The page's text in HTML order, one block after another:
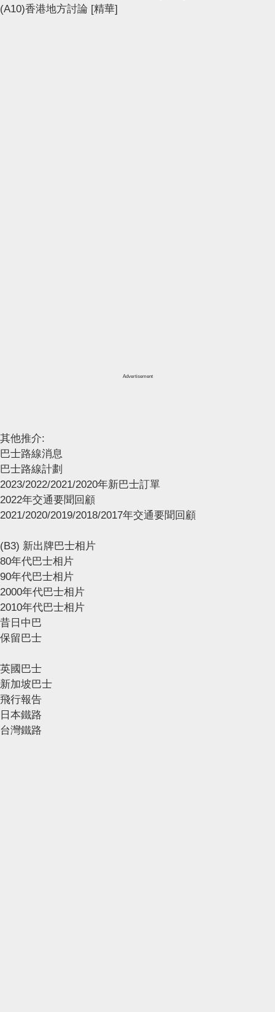
(A10)香港地方討論 [精華]
Advertisement
其他推介:
巴士路線消息
巴士路線計劃
2023/2022/2021/2020年新巴士訂單
2022年交通要聞回顧
2021/2020/2019/2018/2017年交通要聞回顧
(B3) 新出牌巴士相片
80年代巴士相片
90年代巴士相片
2000年代巴士相片
2010年代巴士相片
昔日中巴
保留巴士
英國巴士
新加坡巴士
飛行報告
日本鐵路
台灣鐵路